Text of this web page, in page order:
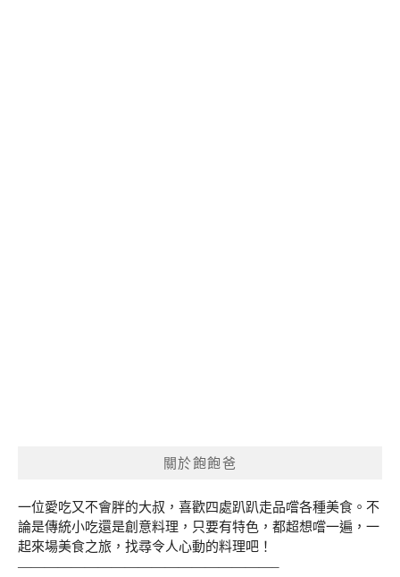
關於飽飽爸
一位愛吃又不會胖的大叔，喜歡四處趴趴走品嚐各種美食。不
論是傳統小吃還是創意料理，只要有特色，都超想嚐一遍，一
起來場美食之旅，找尋令人心動的料理吧！
———————————————————–